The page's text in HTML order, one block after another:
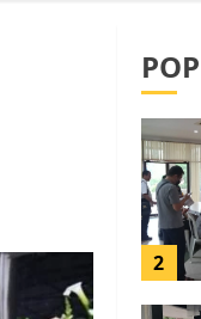
1
2